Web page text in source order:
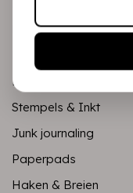
PRE-ORDERS
Merken
Stempels & Inkt
Junk journaling
Paperpads
Haken & Breien